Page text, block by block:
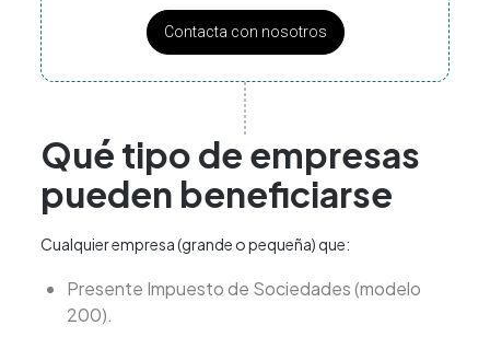
Contacta con nosotros
Qué tipo de empresas
pueden beneficiarse
Cualquier empresa (grande o pequeña) que:
Presente Impuesto de Sociedades (modelo
200).